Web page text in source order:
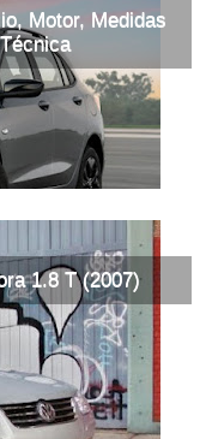
Motor, Medidas
1.8 T (2007)